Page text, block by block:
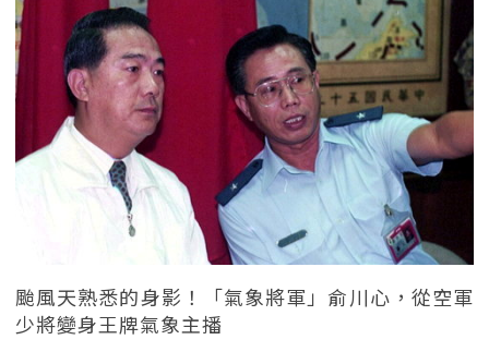
颱風天熟悉的身影！「氣象將軍」俞川心，從空軍
少將變身王牌氣象主播